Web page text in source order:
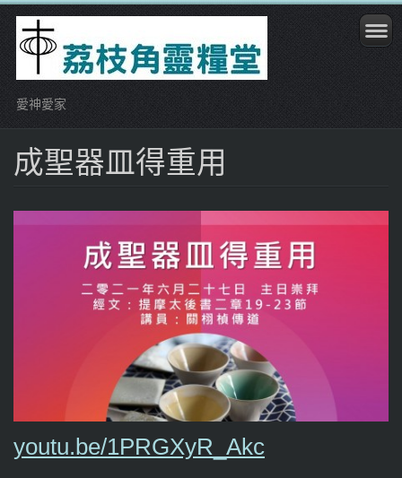
愛神愛家
成聖器皿得重用
youtu.be/1PRGXyR_Akc